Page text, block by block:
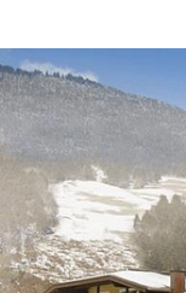
vind je een gezellig
Tiroolse specialiteiten